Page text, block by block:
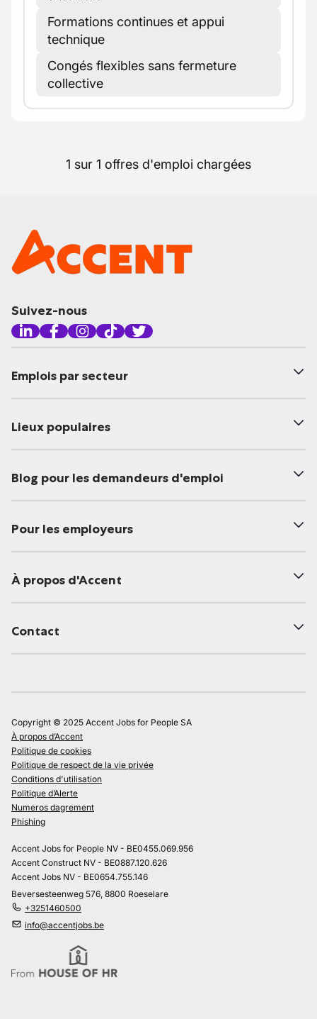
Formations continues et appui
technique
Congés flexibles sans fermeture
collective
1 sur 1 offres d'emploi chargées
Suivez-nous
Emplois par secteur
Lieux populaires
Blog pour les demandeurs d'emploi
Pour les employeurs
À propos d'Accent
Contact
Copyright © 2025 Accent Jobs for People SA
À propos d’Accent
Politique de cookies
Politique de respect de la vie privée
Conditions d'utilisation
Politique d’Alerte
Numeros dagrement
Phishing
Accent Jobs for People NV - BE0455.069.956
Accent Construct NV - BE0887.120.626
Accent Jobs NV - BE0654.755.146
Beversesteenweg 576, 8800 Roeselare
+3251460500
info@accentjobs.be